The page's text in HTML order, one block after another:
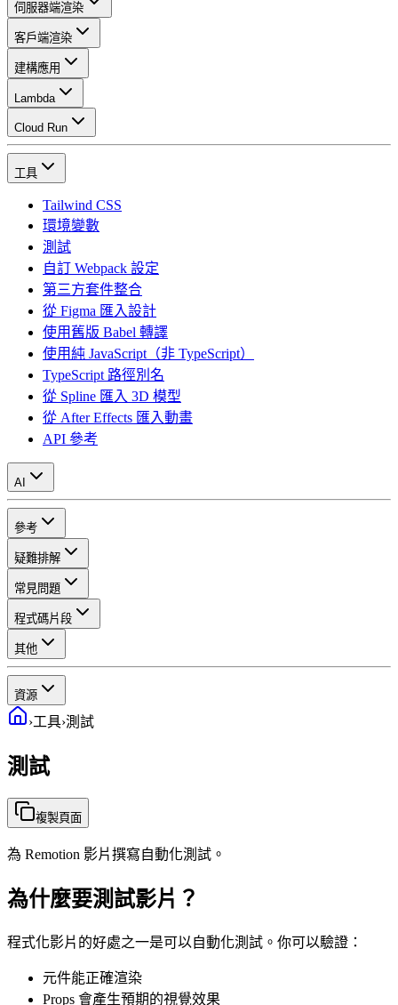
伺服器端渲染
客戶端渲染
建構應用
Lambda
Cloud Run
工具
Tailwind CSS
環境變數
測試
自訂 Webpack 設定
第三方套件整合
從 Figma 匯入設計
使用舊版 Babel 轉譯
使用純 JavaScript（非 TypeScript）
TypeScript 路徑別名
從 Spline 匯入 3D 模型
從 After Effects 匯入動畫
API 參考
AI
參考
疑難排解
常見問題
程式碼片段
其他
資源
›工具›測試
測試
複製頁面
為 Remotion 影片撰寫自動化測試。
為什麼要測試影片？
程式化影片的好處之一是可以自動化測試。你可以驗證：
元件能正確渲染
Props 會產生預期的視覺效果